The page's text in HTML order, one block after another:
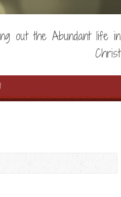
out the Abundant life in
Christ